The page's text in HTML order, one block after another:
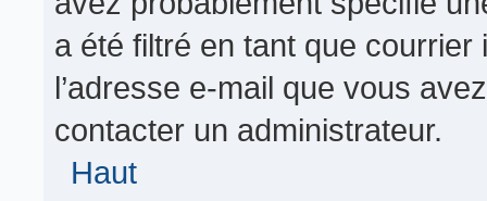
a été filtré en tant que
l’adresse e-mail que vous
contacter un administrateur.
Haut